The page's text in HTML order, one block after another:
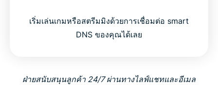
เริ่มเล่นเกมหรือสตรีมมิงด้วยการเชื่อมต่อ smart
DNS ของคุณได้เลย
ฝ่ายสนับสนุนลูกค้า 24/7 ผ่านทางไลฟ์แชทและอีเมล